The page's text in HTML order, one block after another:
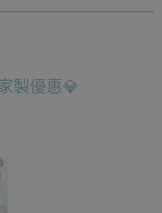
製優惠💎